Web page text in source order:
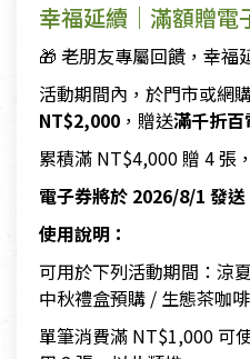
幸福延續｜滿額贈電
🎁 老朋友專屬回饋，幸福
活動期間內，於門市或網
NT$2,000 ，贈送滿千折
累積滿 NT$4,000 贈 4 張，
電子券將於 2026/8/1 發
使用說明：
可用於下列活動期間：涼
中秋禮盒預購 / 生態茶咖
單筆消費滿 NT$1,000 可